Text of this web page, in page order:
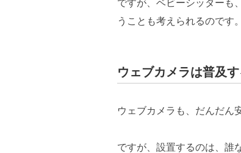
ですが、ベビーシッターも
うことも考えられるのです。
ウェブカメラは普及
ウェブカメラも、だんだん
ですが、設置するのは、誰